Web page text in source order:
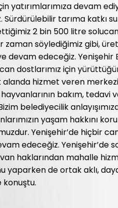
yatırımlarımıza devam
Sürdürülebilir tarıma katkı
2 bin 500 litre
zaman söylediğimiz gibi,
devam edeceğiz. Yenişehir
dostlarımız için
hizmet veren
bakım,
belediyecilik
yaşam hakkını
Yenişehir’de hiçbir
edeceğiz.
haklarından mahalle
yaparken de ortak aklı,
konuştu.